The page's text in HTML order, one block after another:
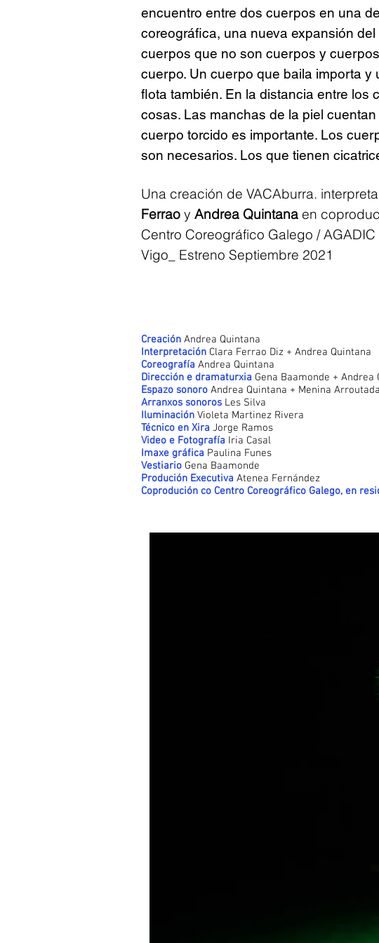
encuentro entre dos cuerpos en una
coreográfica, una nueva expansión del
cuerpos que no son cuerpos y
cuerpo. Un cuerpo que baila importa y
flota también. En la distancia entre los
cosas. Las manchas de la piel
cuerpo torcido es importante. Los
son necesarios. Los que tienen
Una creación de VACAburra.
Ferrao y Andrea Quintana en
Centro Coreográfico Galego /
Vigo_ Estreno Septiembre 2021
Creación Andrea Quintana
Interpretación Clara Ferrao Diz + Andrea Quintana
Coreografía Andrea Quintana
Dirección e dramaturxia Gena Baamonde + Andrea
Espazo sonoro Andrea Quintana + Menina Arroutada
Arranxos sonoros Les Silva
Iluminación Violeta Martinez Rivera
Técnico en Xira Jorge Ramos
Video e Fotografía Iria Casal
Imaxe gráfica Paulina Funes
Vestiario Gena Baamonde
Produción Executiva Atenea Fernández
Coprodución co Centro Coreográfico Galego, en